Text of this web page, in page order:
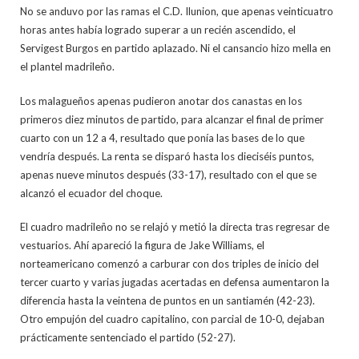
No se anduvo por las ramas el C.D. Ilunion, que apenas veinticuatro
horas antes había logrado superar a un recién ascendido, el
Servigest Burgos en partido aplazado. Ni el cansancio hizo mella en
el plantel madrileño.
Los malagueños apenas pudieron anotar dos canastas en los
primeros diez minutos de partido, para alcanzar el final de primer
cuarto con un 12 a 4, resultado que ponía las bases de lo que
vendría después. La renta se disparó hasta los dieciséis puntos,
apenas nueve minutos después (33-17), resultado con el que se
alcanzó el ecuador del choque.
El cuadro madrileño no se relajó y metió la directa tras regresar de
vestuarios. Ahí apareció la figura de Jake Williams, el
norteamericano comenzó a carburar con dos triples de inicio del
tercer cuarto y varias jugadas acertadas en defensa aumentaron la
diferencia hasta la veintena de puntos en un santiamén (42-23).
Otro empujón del cuadro capitalino, con parcial de 10-0, dejaban
prácticamente sentenciado el partido (52-27).